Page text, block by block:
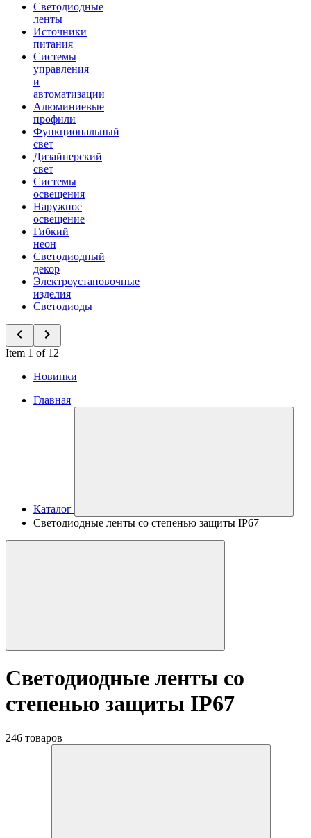
Светодиодные
ленты
Источники
питания
Системы
управления
и
автоматизации
Алюминиевые
профили
Функциональный
свет
Дизайнерский
свет
Системы
освещения
Наружное
освещение
Гибкий
неон
Светодиодный
декор
Электроустановочные
изделия
Светодиоды
Item 1 of 12
Новинки
Главная
Каталог
Светодиодные ленты со степенью защиты IP67
Светодиодные ленты со
степенью защиты IP67
246 товаров